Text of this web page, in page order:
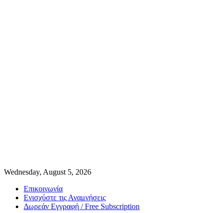
Wednesday, August 5, 2026
Επικοινωνία
Ενισχύστε τις Αναμνήσεις
Δωρεάν Εγγραφή / Free Subscription